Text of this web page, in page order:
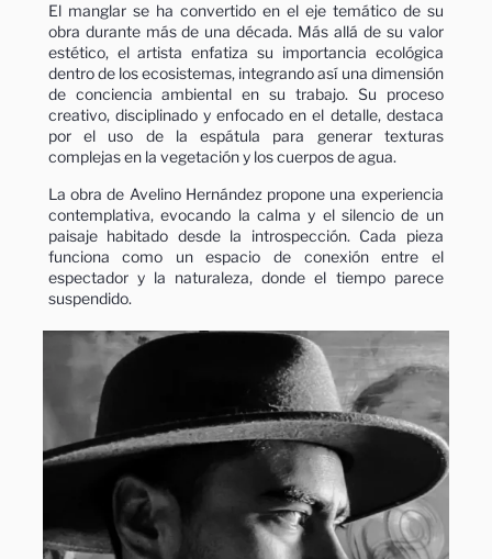
El manglar se ha convertido en el eje temático de su
obra durante más de una década. Más allá de su valor
estético, el artista enfatiza su importancia ecológica
dentro de los ecosistemas, integrando así una dimensión
de conciencia ambiental en su trabajo. Su proceso
creativo, disciplinado y enfocado en el detalle, destaca
por el uso de la espátula para generar texturas
complejas en la vegetación y los cuerpos de agua.
La obra de Avelino Hernández propone una experiencia
contemplativa, evocando la calma y el silencio de un
paisaje habitado desde la introspección. Cada pieza
funciona como un espacio de conexión entre el
espectador y la naturaleza, donde el tiempo parece
suspendido.